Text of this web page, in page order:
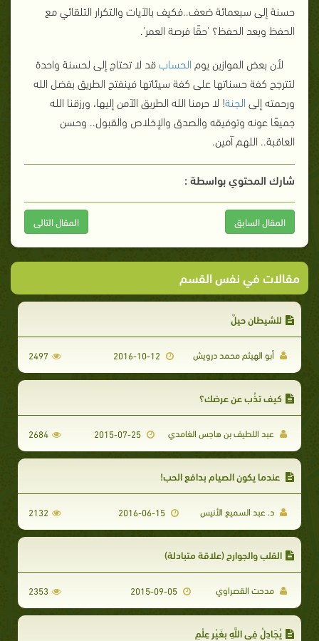
حسنة إلى سبعمائة ضعف..فكيف بالآيات والتكرار التلقائي مع
الحفظ وبعد الحفظ؟ 'حقًا فرصة العمر'.
لأن بعض الموازين يوم الحسابقد لا تحتاج إلى لحسنة واحدة
لتترجح كفة حسناتها على كفة سيئاتها فينفتح الطريق بفضل الله
ورحمته إلى الجنة! لا حرمنا الله الطريق الآمن إليها، ورزقنا الله
جميعًا عونه وتوفيقه والصدق والإخلاص والقبول.. وحسن
العاقبة.. اللهم آمين.
شارك المحتوي بواسطة :
المقال السابق المقال التالى
مقالات في نفس القسم
للشيطان حيلٌ
أبو الهيثم محمد درويش 2497
كيف تذُب عن عرضك؟
عبد اللطيف بن هاجس الغامدي 2684
عندما يكون الصيام بدافع الحب!
د. عبد السميع الأنيس 2132
القلب والجوارح (علاقة متبادلة)
مدحت القصراوي 2015-09-05
2353
يُجَادِلُ فِي اللَّهِ بِغَيْرِ عِلْمٍ